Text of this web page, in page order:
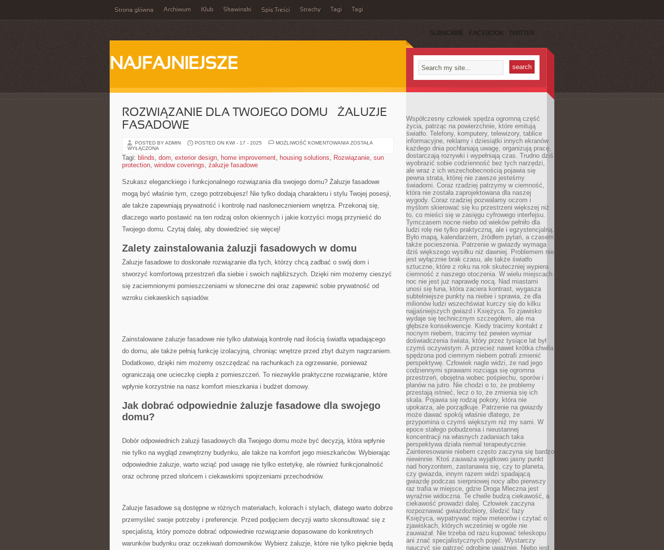
Strona główna Archiwum Klub Skawinski Spis Treści Strachy Tagi Tagi
SUBSCRIBE FACEBOOK TWITTER
NAJFAJNIEJSZE
ROZWIĄZANIE DLA TWOJEGO DOMU – ŻALUZJE
FASADOWE
POSTED BY ADMIN POSTED ON KWI - 17 - 2025 MOŻLIWOŚĆ KOMENTOWANIA ROZWIĄZANIE
DOMU
ZOSTAŁA
WYŁĄCZONA
Tagi: blinds, dom, exterior design, home improvement, housing solutions, Rozwiązanie, sun
protection, window coverings, żaluzje fasadowe
Szukasz eleganckiego i funkcjonalnego rozwiązania dla swojego domu? Żaluzje fasadowe
mogą być właśnie tym,‌ czego potrzebujesz! Nie tylko dodają charakteru i stylu‌ Twojej posesji,
ale ⁣także ​zapewniają prywatność i kontrolę⁢ nad nasłonecznieniem ⁢wnętrza. ​Przekonaj się,
dlaczego warto postawić na ten rodzaj ⁤osłon okiennych i jakie korzyści⁢ mogą‌ przynieść do
Twojego domu. Czytaj dalej, aby‌ dowiedzieć ⁢się ‌więcej!
Zalety zainstalowania żaluzji fasadowych ⁢w domu
Żaluzje fasadowe to doskonałe‍ rozwiązanie dla tych, którzy chcą zadbać ‍o ⁤swój dom i⁣
stworzyć komfortową przestrzeń ‌dla siebie i swoich najbliższych. ‌Dzięki nim możemy cieszyć​
się zaciemnionymi pomieszczeniami ‌w‌ słoneczne dni ⁢oraz ⁢zapewnić sobie prywatność od
wzroku ciekawskich sąsiadów.
Zainstalowane żaluzje fasadowe‍ nie tylko​ ułatwiają kontrolę ‌nad ilością ‍światła wpadającego
do domu, ale także pełnią funkcję izolacyjną,‍ chroniąc⁢ wnętrze⁣ przed zbyt dużym nagrzaniem.
⁢Dodatkowo, dzięki nim możemy oszczędzać⁣ na rachunkach za ogrzewanie, ponieważ
ograniczają one ucieczkę ciepła‌ z pomieszczeń. To⁤ niezwykle ‌praktyczne rozwiązanie, które
wpłynie korzystnie na nasz komfort mieszkania‌ i budżet domowy.
Jak ​dobrać odpowiednie ‍żaluzje fasadowe dla swojego
domu?
Dobór odpowiednich żaluzji ⁣fasadowych dla⁤ Twojego domu może być ⁣decyzją,⁤ która wpłynie
nie tylko na wygląd zewnętrzny budynku, ‌ale także na ‌komfort‌ jego mieszkańców. Wybierając
odpowiednie żaluzje, warto ⁤wziąć ‍pod uwagę nie tylko estetykę, ale również funkcjonalność
oraz ochronę przed słońcem i ciekawskimi spojrzeniami przechodniów.
Żaluzje⁢ fasadowe⁤ są ⁤dostępne w różnych materiałach, kolorach i stylach, dlatego warto dobrze
przemyśleć swoje ⁤potrzeby ⁤i preferencje. Przed podjęciem decyzji warto​ skonsultować się⁢ z
specjalistą, który pomoże dobrać odpowiednie⁣ rozwiązanie dopasowane do konkretnych
warunków budynku oraz⁣ oczekiwań domowników. Wybierz ⁣żaluzje, które nie⁢ tylko pięknie będą
Współczesny człowiek spędza ogromną część
życia, patrząc na powierzchnie, które emitują
światło. Telefony, komputery, telewizory, tablice
informacyjne, reklamy i dziesiątki innych ekranów
każdego dnia pochłaniają uwagę, organizują pracę,
dostarczają rozrywki i wypełniają czas. Trudno dziś
wyobrazić sobie codzienność bez tych narzędzi,
ale wraz z ich wszechobecnością pojawia się
pewna strata, której nie zawsze jesteśmy
świadomi. Coraz rzadziej patrzymy w ciemność,
która nie została zaprojektowana dla naszej
wygody. Coraz rzadziej pozwalamy oczom i
myślom skierować się ku przestrzeni większej niż
to, co mieści się w zasięgu cyfrowego interfejsu.
Tymczasem nocne niebo od wieków pełniło dla
ludzi rolę nie tylko praktyczną, ale i egzystencjalną.
Było mapą, kalendarzem, źródłem pytań, a czasem
także pocieszenia. Patrzenie w gwiazdy wymaga
dziś większego wysiłku niż dawniej. Problemem nie
jest wyłącznie brak czasu, ale także światło
sztuczne, które z roku na rok skuteczniej wypiera
ciemność z naszego otoczenia. W wielu miejscach
noc nie jest już naprawdę nocą. Nad miastami
unosi się łuna, która zaciera kontrast, wygasza
subtelniejsze punkty na niebie i sprawia, że dla
milionów ludzi wszechświat kurczy się do kilku
najjaśniejszych gwiazd i Księżyca. To zjawisko
wydaje się technicznym szczegółem, ale ma
głębsze konsekwencje. Kiedy tracimy kontakt z
nocnym niebem, tracimy też pewien wymiar
doświadczenia świata, który przez tysiące lat był
czymś oczywistym. A przecież nawet krótka chwila
spędzona pod ciemnym niebem potrafi zmienić
perspektywę. Człowiek nagle widzi, że nad jego
codziennymi sprawami rozciąga się ogromna
przestrzeń, obojętna wobec pośpiechu, sporów i
planów na jutro. Nie chodzi o to, że problemy
przestają istnieć, lecz o to, że zmienia się ich
skala. Pojawia się rodzaj pokory, która nie
upokarza, ale porządkuje. Patrzenie na gwiazdy
może dawać spokój właśnie dlatego, że
przypomina o czymś większym niż my sami. W
epoce stałego pobudzenia i nieustannej
koncentracji na własnych zadaniach taka
perspektywa działa niemal terapeutycznie.
Zainteresowanie niebem często zaczyna się bardzo
niewinnie. Ktoś zauważa wyjątkowo jasny punkt
nad horyzontem, zastanawia się, czy to planeta,
czy gwiazda, innym razem widzi spadającą
gwiazdę podczas sierpniowej nocy albo pierwszy
raz trafia w miejsce, gdzie Droga Mleczna jest
wyraźnie widoczna. Te chwile budzą ciekawość, a
ciekawość prowadzi dalej. Człowiek zaczyna
rozpoznawać gwiazdozbiory, śledzić fazy
Księżyca, wypatrywać rojów meteorów i czytać o
zjawiskach, których wcześniej w ogóle nie
zauważał. Nie trzeba od razu kupować teleskopu
ani znać specjalistycznych pojęć. Wystarczy
nauczyć się patrzeć odrobinę uważniej. Niebo jest